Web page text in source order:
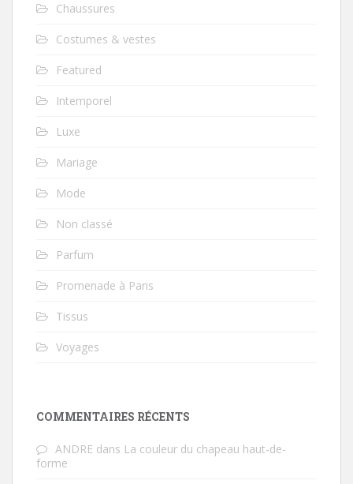
Chaussures
Costumes & vestes
Featured
Intemporel
Luxe
Mariage
Mode
Non classé
Parfum
Promenade à Paris
Tissus
Voyages
COMMENTAIRES RÉCENTS
ANDRE dans La couleur du chapeau haut-de-
forme